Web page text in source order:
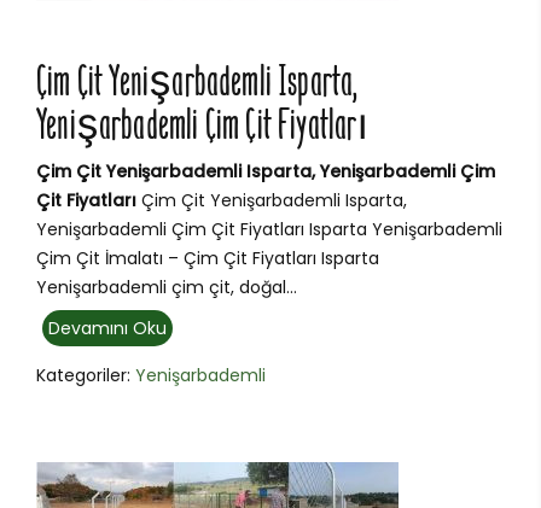
Çim Çit Yenişarbademli Isparta,
Yenişarbademli Çim Çit Fiyatları
Çim Çit Yenişarbademli Isparta, Yenişarbademli Çim
Çit Fiyatları Çim Çit Yenişarbademli Isparta,
Yenişarbademli Çim Çit Fiyatları Isparta Yenişarbademli
Çim Çit İmalatı – Çim Çit Fiyatları Isparta
Yenişarbademli çim çit, doğal...
Devamını Oku
Kategoriler: Yenişarbademli